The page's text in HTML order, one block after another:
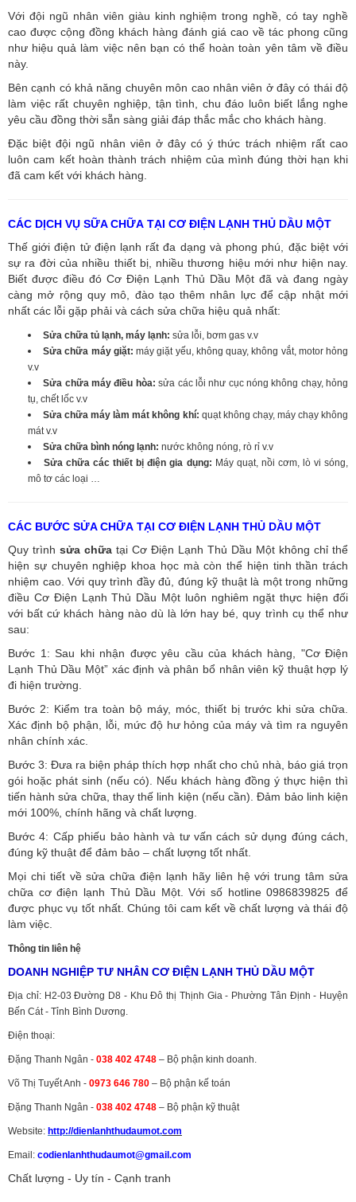
Với đội ngũ nhân viên giàu kinh nghiệm trong nghề, có tay nghề
cao được cộng đồng khách hàng đánh giá cao về tác phong cũng
như hiệu quả làm việc nên bạn có thể hoàn toàn yên tâm về điều
này.
Bên cạnh có khả năng chuyên môn cao nhân viên ở đây có thái độ
làm việc rất chuyên nghiệp, tận tình, chu đáo luôn biết lắng nghe
yêu cầu đồng thời sẵn sàng giải đáp thắc mắc cho khách hàng.
Đặc biệt đội ngũ nhân viên ở đây có ý thức trách nhiệm rất cao
luôn cam kết hoàn thành trách nhiệm của mình đúng thời hạn khi
đã cam kết với khách hàng.
CÁC DỊCH VỤ SỮA CHỮA TẠI CƠ ĐIỆN LẠNH THỦ DẦU MỘT
Thế giới điện tử điện lạnh rất đa dạng và phong phú, đặc biệt với
sự ra đời của nhiều thiết bị, nhiều thương hiệu mới như hiện nay.
Biết được điều đó Cơ Điện Lạnh Thủ Dầu Một đã và đang ngày
càng mở rộng quy mô, đào tạo thêm nhân lực để cập nhật mới
nhất các lỗi gặp phải và cách sửa chữa hiệu quả nhất:
Sửa chữa tủ lạnh, máy lạnh: sửa lỗi, bơm gas v.v
Sửa chữa máy giặt:máy giặt yếu, không quay, không vắt, motor hỏng
v.v
Sửa chữa máy điều hòa: sửa các lỗi như cục nóng không chạy, hỏng
tụ, chết lốc v.v
Sửa chữa máy làm mát không khí: quạt không chạy, máy chạy không
mát v.v
Sửa chữa bình nóng lạnh: nước không nóng, rò rỉ v.v
Sửa chữa các thiết bị điện gia dụng: Máy quạt, nồi cơm, lò vi sóng,
mô tơ các loại …
CÁC BƯỚC SỬA CHỮA TẠI CƠ ĐIỆN LẠNH THỦ DẦU MỘT
Quy trình sửa chữa tại Cơ Điện Lạnh Thủ Dầu Một không chỉ thể
hiện sự chuyên nghiệp khoa học mà còn thể hiện tinh thần trách
nhiệm cao. Với quy trình đầy đủ, đúng kỹ thuật là một trong những
điều Cơ Điện Lạnh Thủ Dầu Một luôn nghiêm ngặt thực hiện đối
với bất cứ khách hàng nào dù là lớn hay bé, quy trình cụ thể như
sau:
Bước 1: Sau khi nhận được yêu cầu của khách hàng, "Cơ Điện
Lạnh Thủ Dầu Một” xác định và phân bổ nhân viên kỹ thuật hợp lý
đi hiện trường.
Bước 2: Kiểm tra toàn bộ máy, móc, thiết bị trước khi sửa chữa.
Xác định bộ phận, lỗi, mức độ hư hỏng của máy và tìm ra nguyên
nhân chính xác.
Bước 3: Đưa ra biện pháp thích hợp nhất cho chủ nhà, báo giá trọn
gói hoặc phát sinh (nếu có). Nếu khách hàng đồng ý thực hiện thì
tiến hành sửa chữa, thay thế linh kiện (nếu cần). Đảm bảo linh kiện
mới 100%, chính hãng và chất lượng.
Bước 4: Cấp phiếu bảo hành và tư vấn cách sử dụng đúng cách,
đúng kỹ thuật để đảm bảo – chất lượng tốt nhất.
Mọi chi tiết về sửa chữa điện lạnh hãy liên hệ với trung tâm sửa
chữa cơ điện lạnh Thủ Dầu Một. Với số hotline 0986839825 để
được phục vụ tốt nhất. Chúng tôi cam kết về chất lượng và thái độ
làm việc.
Thông tin liên hệ
DOANH NGHIỆP TƯ NHÂN CƠ ĐIỆN LẠNH THỦ DẦU MỘT
Địa chỉ: H2-03 Đường D8 - Khu Đô thị Thịnh Gia - Phường Tân Định - Huyện
Bến Cát - Tỉnh Bình Dương.
Điện thoại:
Đặng Thanh Ngân - 038 402 4748 – Bộ phận kinh doanh.
Võ Thị Tuyết Anh - 0973 646 780 – Bộ phận kế toán
Đặng Thanh Ngân - 038 402 4748 – Bộ phận kỹ thuật
Website: http://dienlanhthudaumot.com
Email: codienlanhthudaumot@gmail.com
Chất lượng - Uy tín - Cạnh tranh